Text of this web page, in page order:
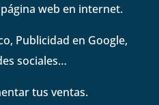
web en internet.
Publicidad en Google,
sociales…
tus ventas.